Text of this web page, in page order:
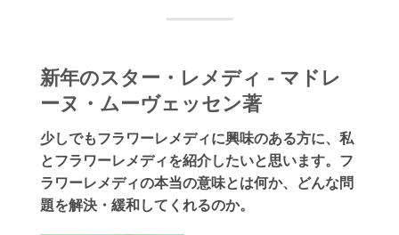
新年のスター・レメディ - マドレ
ーヌ・ムーヴェッセン著
少しでもフラワーレメディに興味のある方に、私
とフラワーレメディを紹介したいと思います。フ
ラワーレメディの本当の意味とは何か、どんな問
題を解決・緩和してくれるのか。